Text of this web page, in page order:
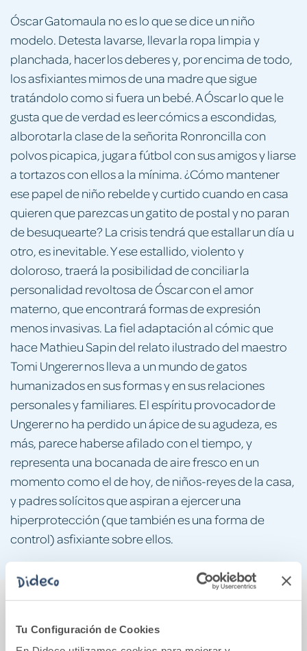
Tu Configuración de Cookies
Óscar Gatomaula no es lo que se dice un niño
modelo. Detesta lavarse, llevar la ropa limpia y
planchada, hacer los deberes y, por encima de todo,
los asfixiantes mimos de una madre que sigue
tratándolo como si fuera un bebé. A Óscar lo que le
gusta que de verdad es leer cómics a escondidas,
alborotar la clase de la señorita Ronroncilla con
polvos picapica, jugar a fútbol con sus amigos y liarse
a tortazos con ellos a la mínima. ¿Cómo mantener
ese papel de niño rebelde y curtido cuando en casa
quieren que parezcas un gatito de postal y no paran
de besuquearte? La crisis tendrá que estallar un día u
otro, es inevitable. Y ese estallido, violento y
doloroso, traerá la posibilidad de conciliar la
personalidad revoltosa de Óscar con el amor
materno, que encontrará formas de expresión
menos invasivas. La fiel adaptación al cómic que
hace Mathieu Sapin del relato ilustrado del maestro
Tomi Ungerer nos lleva a un mundo de gatos
humanizados en sus formas y en sus relaciones
personales y familiares. El espíritu provocador de
Ungerer no ha perdido un ápice de su agudeza, es
más, parece haberse afilado con el tiempo, y
representa una bocanada de aire fresco en un
momento como el de hoy, de niños-reyes de la casa,
y padres solícitos que aspiran a ejercer una
hiperprotección (que también es una forma de
control) asfixiante sobre ellos.
También podría gustarte...